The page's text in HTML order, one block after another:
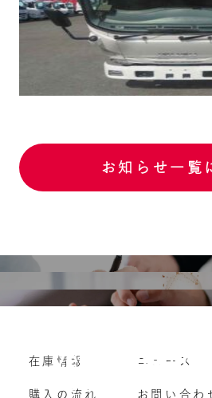
お知らせ一覧
購入の流れ
よくいただくご質問
Vehicle
車両買い取り
在庫情報
購入の流れ
ニュース
お問い合わ